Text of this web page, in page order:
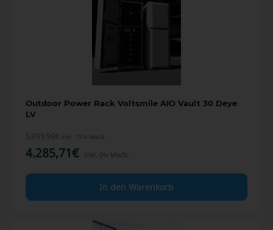
Outdoor Power Rack Voltsmile AIO Vault 30 Deye
LV
5.099,99€ inkl. 19% MwSt.
4.285,71€ inkl. 0% MwSt.
In den Warenkorb